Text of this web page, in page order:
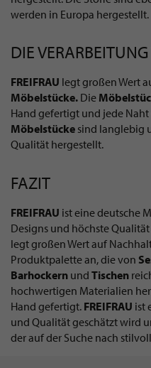
werden in Europa hergestellt.
DIE
FREIFRAU legt großen Wert
Möbelstücke. Die
Hand gefertigt und jede
Möbelstücke sind langlebig
Qualität hergestellt.
FAZIT
FREIFRAU ist eine deutsche
Designs und höchste
legt großen Wert auf
Produktpalette an, die von
Barhockern und Tischen
hochwertigen Materialien
Hand gefertigt. FREIFRAU ist
und Qualität geschätzt wird
der auf der Suche nach